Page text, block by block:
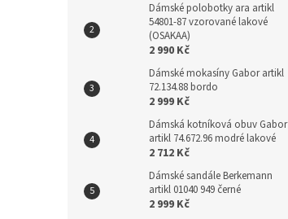
Dámské polobotky ara artikl
54801-87 vzorované lakové
(OSAKAA)
2 990 Kč
Dámské mokasíny Gabor artikl
72.134.88 bordo
2 999 Kč
Dámská kotníková obuv Gabor
artikl 74.672.96 modré lakové
2 712 Kč
Dámské sandále Berkemann
artikl 01040 949 černé
2 999 Kč